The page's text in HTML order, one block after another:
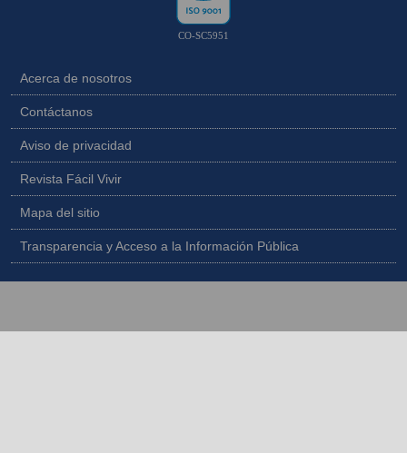
CO-SC5951
Acerca de nosotros
Contáctanos
Aviso de privacidad
Revista Fácil Vivir
Mapa del sitio
Transparencia y Acceso a la Información Pública